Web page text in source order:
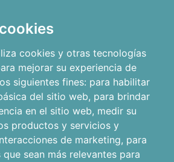
cookies y otras tecnologías
mejorar su experiencia de
siguientes fines: para habilitar
del sitio web, para brindar
en el sitio web, medir su
productos y servicios y
de marketing, para
sean más relevantes para